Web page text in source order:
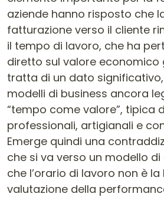
aziende hanno risposto che
fatturazione verso il cliente
il tempo di lavoro, che ha
diretto sul valore economico
tratta di un dato
modelli di business ancora
“tempo come valore”, tipica
professionali, artigianali e
Emerge quindi una
che si va verso un modello
che l’orario di lavoro non è la
valutazione della